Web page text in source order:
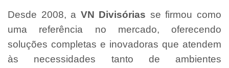
Desde 2008, a VN Divisórias se firmou como
uma referência no mercado, oferecendo
soluções completas e inovadoras que atendem
às necessidades tanto de ambientes